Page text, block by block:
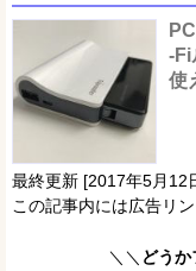
-Fi
使
最終更新 [2017年5月12
この記事内には広告リ
＼＼ どう